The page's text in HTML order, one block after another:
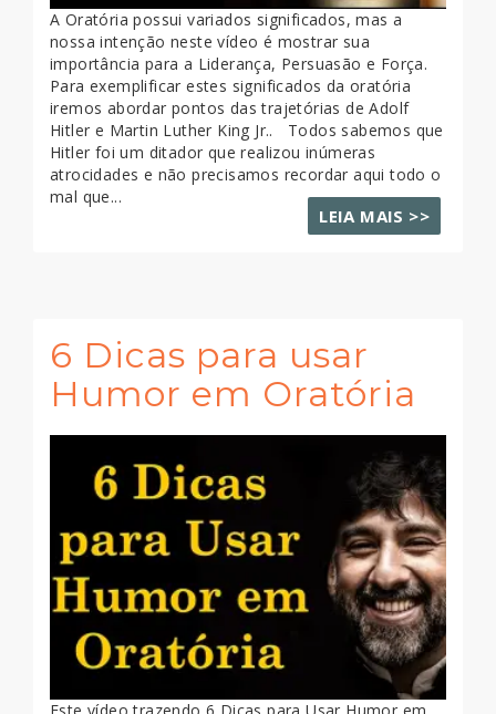
A Oratória possui variados significados, mas a
nossa intenção neste vídeo é mostrar sua
importância para a Liderança, Persuasão e Força.
Para exemplificar estes significados da oratória
iremos abordar pontos das trajetórias de Adolf
Hitler e Martin Luther King Jr.. Todos sabemos que
Hitler foi um ditador que realizou inúmeras
atrocidades e não precisamos recordar aqui todo o
mal que...
LEIA MAIS >>
6 Dicas para usar
Humor em Oratória
Este vídeo trazendo 6 Dicas para Usar Humor em